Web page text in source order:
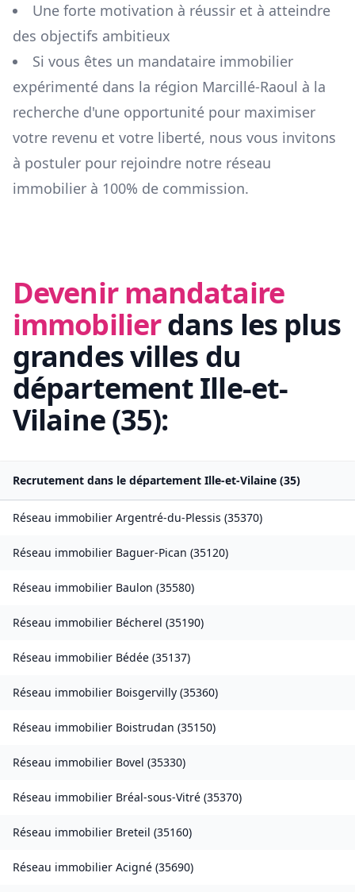
Une forte motivation à réussir et à atteindre
des objectifs ambitieux
Si vous êtes un mandataire immobilier
expérimenté dans la région Marcillé-Raoul à la
recherche d'une opportunité pour maximiser
votre revenu et votre liberté, nous vous invitons
à postuler pour rejoindre notre réseau
immobilier à 100% de commission.
Devenir mandataire
immobilierdans les plus
grandes villes du
départementIlle-et-
Vilaine(35):
Recrutement dans le département Ille-et-Vilaine (35)
Réseau immobilier Argentré-du-Plessis (35370)
Réseau immobilier Baguer-Pican (35120)
Réseau immobilier Baulon (35580)
Réseau immobilier Bécherel (35190)
Réseau immobilier Bédée (35137)
Réseau immobilier Boisgervilly (35360)
Réseau immobilier Boistrudan (35150)
Réseau immobilier Bovel (35330)
Réseau immobilier Bréal-sous-Vitré (35370)
Réseau immobilier Breteil (35160)
Réseau immobilier Acigné (35690)